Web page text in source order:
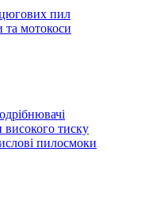
пил
та мотокоси
тиску
пилосмоки